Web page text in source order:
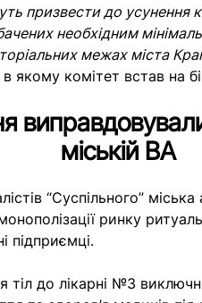
призвести до усунення
необхідним
межах міста
комітет встав на
міській ВА
“Суспільного”
ринку
підприємці.
тіл до лікарні №3